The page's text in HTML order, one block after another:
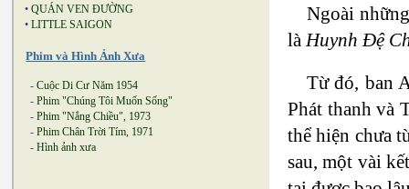
• QUÁN VEN ĐƯỜNG
• LITTLE SAIGON
Phim và Hình Ảnh Xưa
- Cuộc Di Cư Năm 1954
- Phim "Chúng Tôi Muốn Sống"
- Phim "Nắng Chiều", 1973
- Phim Chân Trời Tím, 1971
- Hình ảnh xưa
Ngoài
là Huynh Đệ
Từ đó, ban
Phát thanh và
thể hiện chưa
sau, một vài